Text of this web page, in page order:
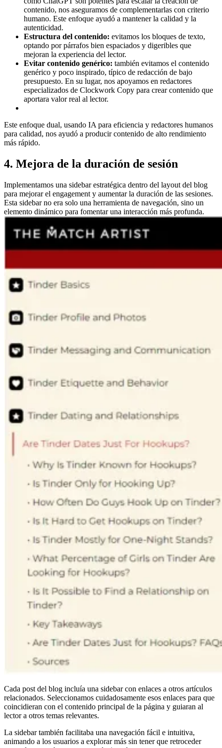
contenido, nos aseguramos de complementarlas con criterio
humano. Este enfoque ayudó a mantener la calidad y la
autenticidad.
Estructura del contenido: evitamos los bloques de texto,
optando por párrafos bien espaciados y digeribles que
mejoran la experiencia del lector.
Evitar contenido genérico: también evitamos el contenido
genérico y poco inspirado, típico de redacción de bajo
presupuesto. En su lugar, nos apoyamos en redactores
especializados de Clockwork Copy para crear contenido que
aportara valor real al lector.
Este enfoque dual, usando IA para eficiencia y redactores humanos
para calidad, nos ayudó a producir contenido de alto rendimiento
más rápido.
4. Mejora de la duración de sesión
Implementamos una sidebar estratégica dentro del layout del blog
para mejorar el engagement y aumentar la duración de las sesiones.
Esta sidebar no era solo una herramienta de navegación, sino un
elemento dinámico para fomentar una interacción más profunda.
Cada post del blog incluía una sidebar con enlaces a otros artículos
relacionados. Seleccionamos cuidadosamente esos enlaces para que
coincidieran con el contenido principal de la página y guiaran al
lector a otros temas relevantes.
La sidebar también facilitaba una navegación fácil e intuitiva,
animando a los usuarios a explorar más sin tener que retroceder